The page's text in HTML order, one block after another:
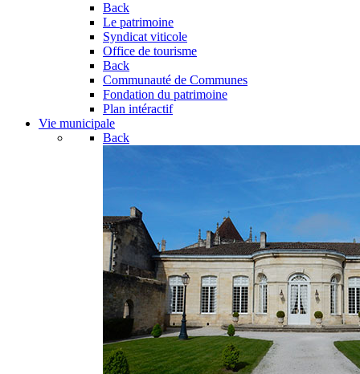
Back
Le patrimoine
Syndicat viticole
Office de tourisme
Back
Communauté de Communes
Fondation du patrimoine
Plan intéractif
Vie municipale
Back